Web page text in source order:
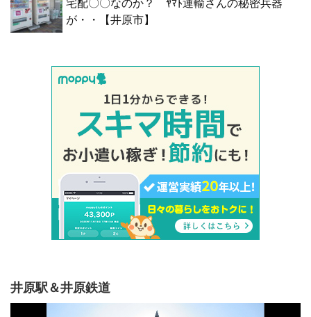
宅配〇〇なのか？ ﾔﾏﾄ運輸さんの秘密兵器
が・・【井原市】
井原駅＆井原鉄道